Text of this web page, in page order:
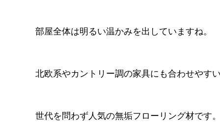
部屋全体は明るい温かみを出していますね。
北欧系やカントリー調の家具にも合わせやすい
世代を問わず人気の無垢フローリング材です。